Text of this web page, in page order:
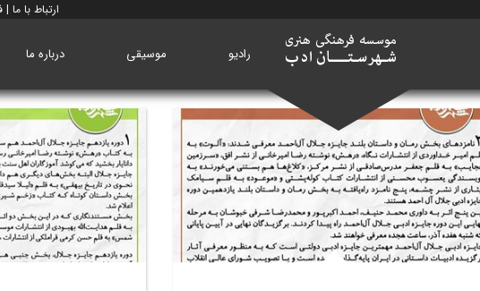
ارتباط با ما |
خانه رادیو موسیقی درباره ما